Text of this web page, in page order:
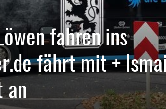
fahren ins
fährt mit +
an